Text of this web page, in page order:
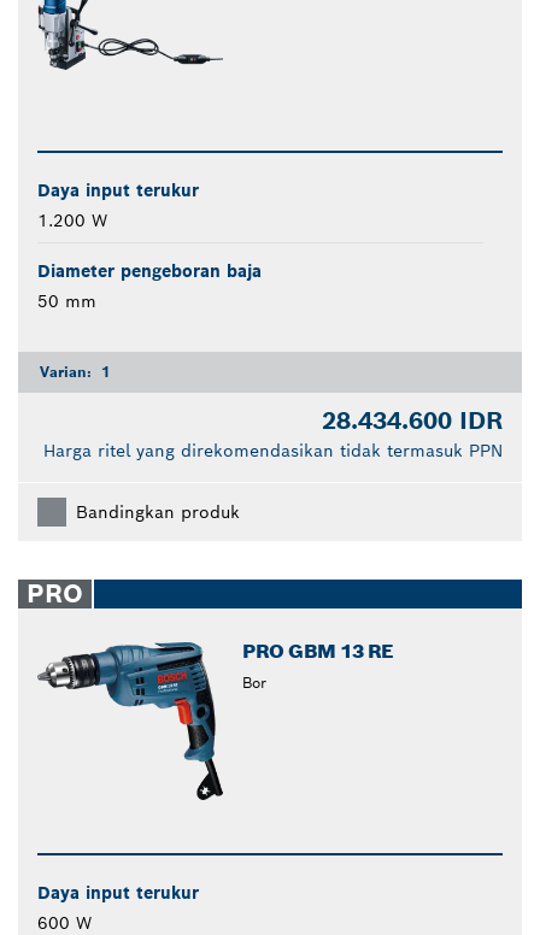
Daya input terukur
1.200 W
Diameter pengeboran baja
50 mm
Varian: 1
28.434.600 IDR
Harga ritel yang direkomendasikan tidak termasuk PPN
Bandingkan produk
PRO
PRO GBM 13 RE
Bor
Daya input terukur
600 W